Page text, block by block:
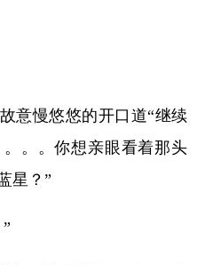
意慢悠悠的开口道“继续
。。你想亲眼看着那头
星？”